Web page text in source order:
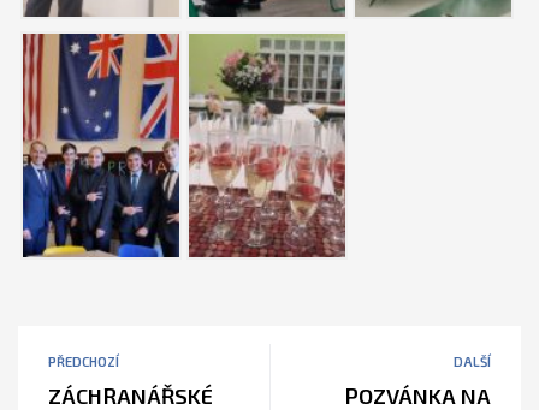
PŘEDCHOZÍ
ZÁCHRANÁŘSKÉ
DALŠÍ
POZVÁNKA NA